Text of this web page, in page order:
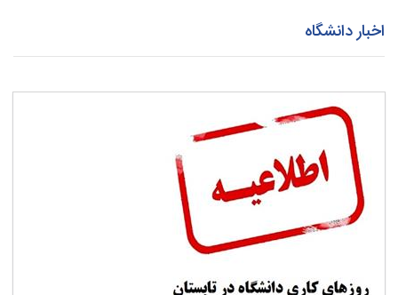
اخبار دانشگاه